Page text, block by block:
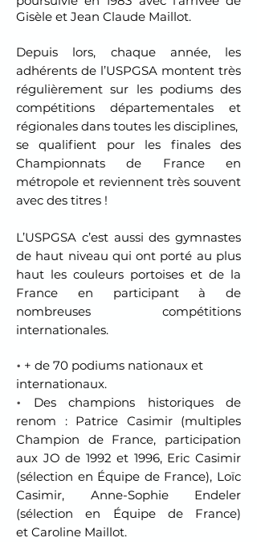
Gisèle et Jean Claude Maillot.
Depuis lors, chaque année, les
adhérents de l’USPGSA montent très
régulièrement sur les podiums des
compétitions départementales et
régionales dans toutes les disciplines,
se qualifient pour les finales des
Championnats de France en
métropole et reviennent très souvent
avec des titres !
L’USPGSA c’est aussi des gymnastes
de haut niveau qui ont porté au plus
haut les couleurs portoises et de la
France en participant à de
nombreuses compétitions
internationales.
• + de 70 podiums nationaux et
internationaux.
• Des champions historiques de
renom : Patrice Casimir (multiples
Champion de France, participation
aux JO de 1992 et 1996, Eric Casimir
(sélection en Équipe de France), Loïc
Casimir, Anne-Sophie Endeler
(sélection en Équipe de France)
et Caroline Maillot.